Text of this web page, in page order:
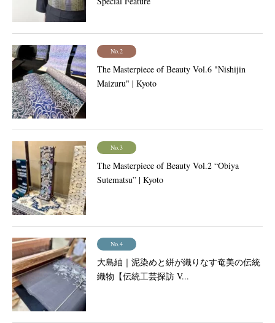
No.2
The Masterpiece of Beauty Vol.6 "Nishijin
Maizuru" | Kyoto
No.3
The Masterpiece of Beauty Vol.2 “Obiya
Sutematsu” | Kyoto
No.4
大島紬｜泥染めと絣が織りなす奄美の伝統
織物【伝統工芸探訪 V...